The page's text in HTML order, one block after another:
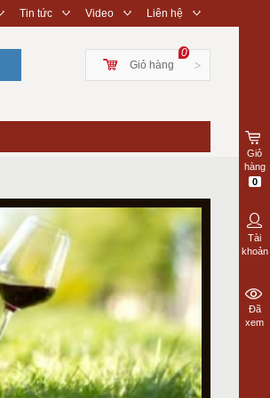
◇
Tin tức ◇
Video ◇
Liên hệ
>
0
Giỏ hàng
Giỏ
hàng
0
Tài
khoản
Đã
xem